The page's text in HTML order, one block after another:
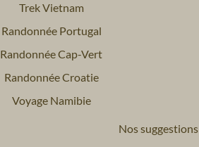
Trek Vietnam
Randonnée Portugal
Randonnée Cap-Vert
Randonnée Croatie
Voyage Namibie
Nos suggestions